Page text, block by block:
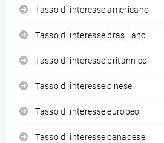
Tasso di interesse americano
Tasso di interesse brasiliano
Tasso di interesse britannico
Tasso di interesse cinese
Tasso di interesse europeo
Tasso di interesse canadese